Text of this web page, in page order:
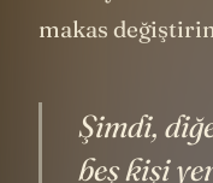
ikinci yolun
Şimdi,